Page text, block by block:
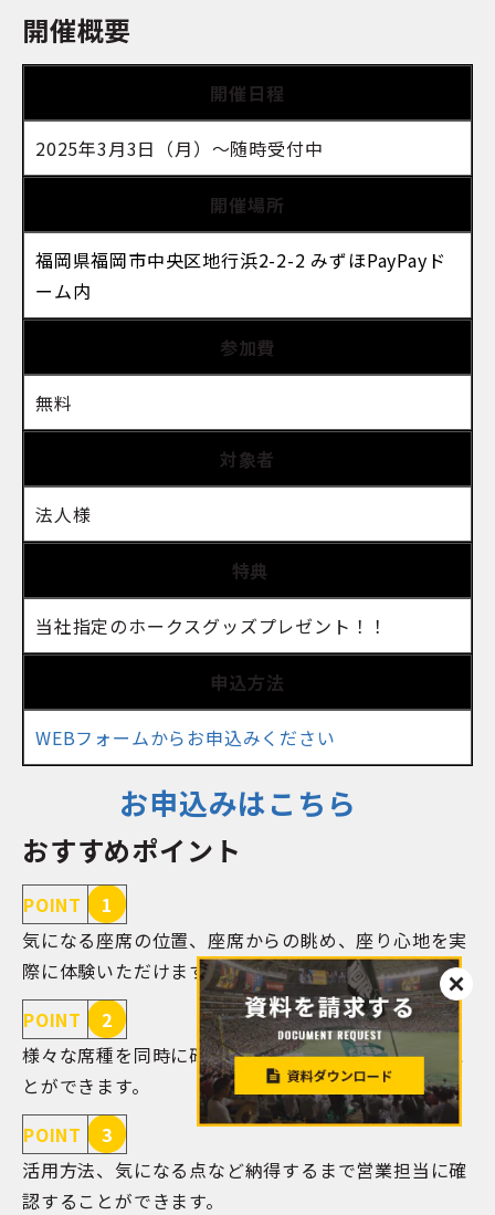
開催概要
開催日程
2025年3月3日（月）～随時受付中
開催場所
福岡県福岡市中央区地行浜2-2-2 みずほPayPayド
ーム内
参加費
無料
対象者
法人様
特典
当社指定のホークスグッズプレゼント！！
申込方法
WEBフォームからお申込みください
お申込みはこちら
おすすめポイント
POINT
1
気になる座席の位置、座席からの眺め、座り心地を実
際に体験いただけます。
POINT
2
様々な席種を同時に確認できるので、比較検討するこ
とができます。
POINT
3
活用方法、気になる点など納得するまで営業担当に確
認することができます。